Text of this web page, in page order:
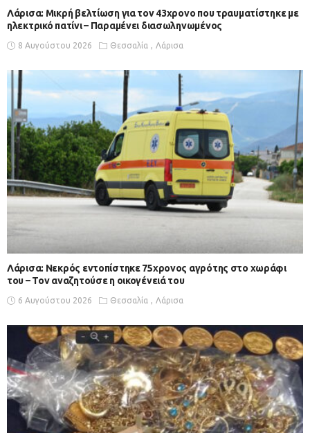
Λάρισα: Μικρή βελτίωση για τον 43χρονο που τραυματίστηκε με
ηλεκτρικό πατίνι – Παραμένει διασωληνωμένος
8 Αυγούστου 2026 Θεσσαλία Λάρισα
Λάρισα: Νεκρός εντοπίστηκε 75χρονος αγρότης στο χωράφι
του – Toν αναζητούσε η οικογένειά του
6 Αυγούστου 2026 Θεσσαλία Λάρισα